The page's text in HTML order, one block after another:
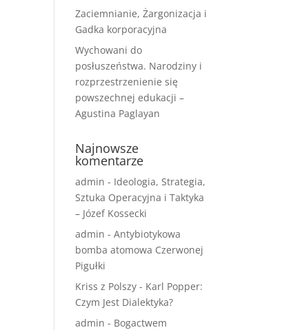
Zaciemnianie, Żargonizacja i
Gadka korporacyjna
Wychowani do
posłuszeństwa. Narodziny i
rozprzestrzenienie się
powszechnej edukacji –
Agustina Paglayan
Najnowsze
komentarze
admin - Ideologia, Strategia,
Sztuka Operacyjna i Taktyka
– Józef Kossecki
admin -Antybiotykowa
bomba atomowa Czerwonej
Pigułki
Kriss z Polszy - Karl Popper:
Czym Jest Dialektyka?
admin - Bogactwem